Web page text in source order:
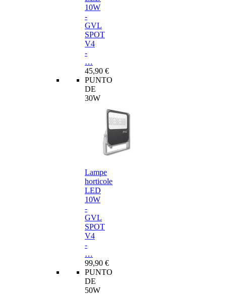
10W
-
GVL
SPOT
V4
-
…
45,90 €
PUNTO
DE
30W
Lampe
horticole
LED
10W
-
GVL
SPOT
V4
-
…
99,90 €
PUNTO
DE
50W